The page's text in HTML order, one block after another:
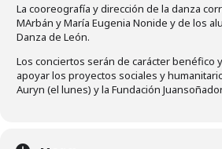
La cooreografía y dirección de la danza
MArbán y María Eugenia Nonide y de los
Danza de León.
Los conciertos serán de carácter benéfico
apoyar los proyectos sociales y
Auryn (el lunes) y la Fundación